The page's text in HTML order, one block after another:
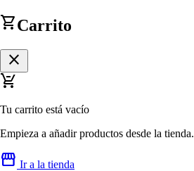
shopping_cartCarrito
close
remove_shopping_cart
Tu carrito está vacío
Empieza a añadir productos desde la tienda.
storefront Ir a la tienda